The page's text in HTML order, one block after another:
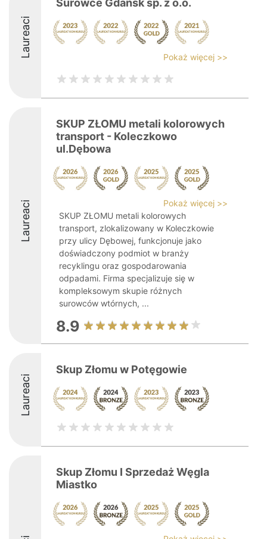
Laureaci
Surowce Gdańsk sp. z o.o.
Pokaż więcej >>
Laureaci
SKUP ZŁOMU metali kolorowych
transport - Koleczkowo
ul.Dębowa
Pokaż więcej >>
SKUP ZŁOMU metali kolorowych
transport, zlokalizowany w Koleczkowie
przy ulicy Dębowej, funkcjonuje jako
doświadczony podmiot w branży
recyklingu oraz gospodarowania
odpadami. Firma specjalizuje się w
kompleksowym skupie różnych
surowców wtórnych, ...
8.9
Laureaci
Skup Złomu w Potęgowie
Skup Złomu I Sprzedaż Węgla
Miastko